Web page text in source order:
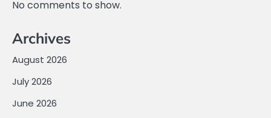
No comments to show.
Archives
August 2026
July 2026
June 2026